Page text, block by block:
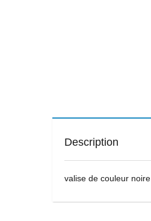
Description
valise de couleur noire